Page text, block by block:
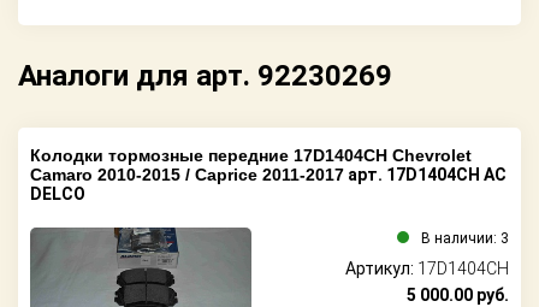
Аналоги для арт. 92230269
Колодки тормозные передние 17D1404CH Chevrolet
Camaro 2010-2015 / Caprice 2011-2017 арт. 17D1404CH AC
DELCO
В наличии: 3
Артикул: 17D1404CH
5 000.00 руб.